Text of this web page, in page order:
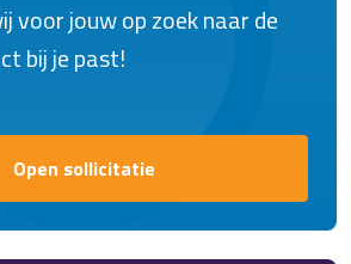
klaar zijn voor levering aan
Je
en vakmanschap
voor jouw op zoek naar de
bij je past!
Open sollicitatie